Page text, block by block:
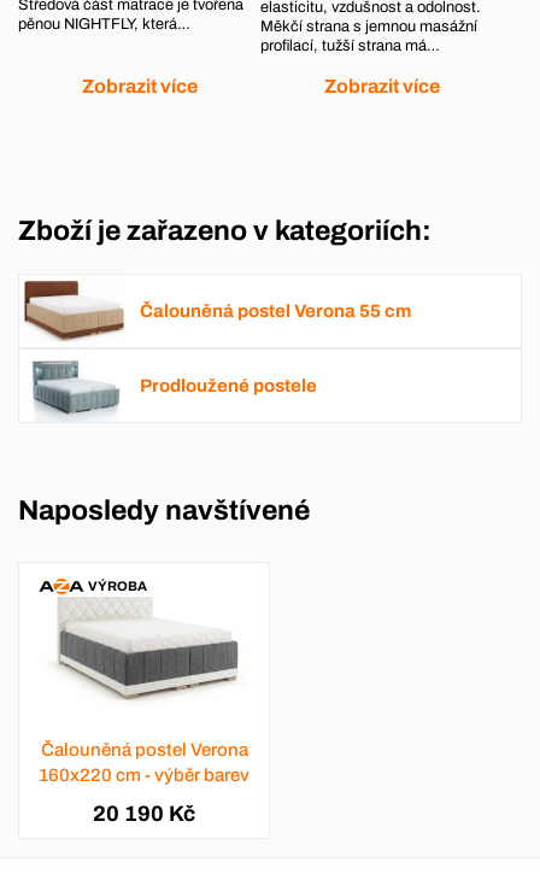
Středová část matrace je tvořena
pěnou NIGHTFLY, která…
Zobrazit více
elasticitu, vzdušnost a odolnost.
Měkčí strana s jemnou masážní
profilací, tužší strana má…
Zobrazit více
Zboží je zařazeno v kategoriích:
Čalouněná postel Verona 55 cm
Prodloužené postele
Naposledy navštívené
VÝROBA
Čalouněná postel Verona
160x220 cm - výběr barev
20 190 Kč